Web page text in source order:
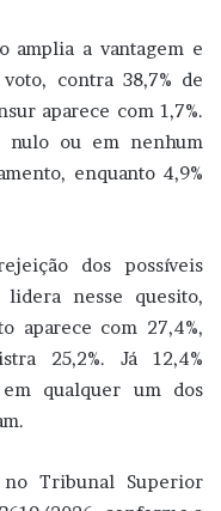
amplia a vantagem e
contra 38,7% de
aparece com 1,7%.
nulo ou em nenhum
enquanto 4,9%
dos possíveis
lidera nesse quesito,
aparece com 27,4%,
25,2%. Já 12,4%
qualquer um dos
no Tribunal Superior